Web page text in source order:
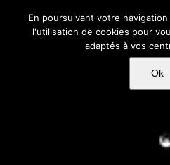
En poursuivant votre
l'utilisation de cookies pour
adaptés à vos
Ok